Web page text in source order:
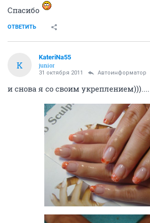
Спасибо
ОТВЕТИТЬ
K
KateriNa55
junior
31 октября 2011 Автоинформатор
и снова я со своим